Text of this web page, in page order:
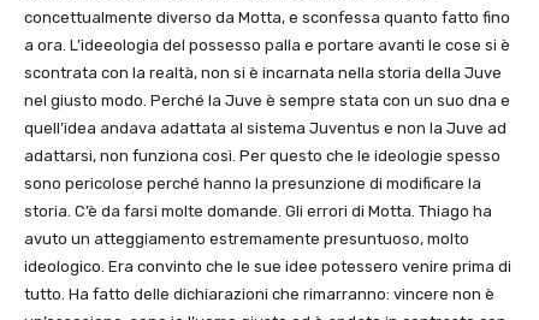
concettualmente diverso da Motta, e sconfessa quanto fatto fino
a ora. L’ideeologia del possesso palla e portare avanti le cose si è
scontrata con la realtà, non si è incarnata nella storia della Juve
nel giusto modo. Perché la Juve è sempre stata con un suo dna e
quell’idea andava adattata al sistema Juventus e non la Juve ad
adattarsi, non funziona così. Per questo che le ideologie spesso
sono pericolose perché hanno la presunzione di modificare la
storia. C’è da farsi molte domande. Gli errori di Motta. Thiago ha
avuto un atteggiamento estremamente presuntuoso, molto
ideologico. Era convinto che le sue idee potessero venire prima di
tutto. Ha fatto delle dichiarazioni che rimarranno: vincere non è